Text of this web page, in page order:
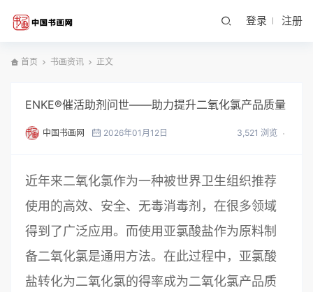
登录 注册
首页 书画资讯 正文
ENKE®催活助剂问世——助力提升二氧化氯产品质量
中国书画网 2026年01月12日 3,521 浏览
近年来二氧化氯作为一种被世界卫生组织推荐
使用的高效、安全、无毒消毒剂，在很多领域
得到了广泛应用。而使用亚氯酸盐作为原料制
备二氧化氯是通用方法。在此过程中，亚氯酸
盐转化为二氧化氯的得率成为二氧化氯产品质